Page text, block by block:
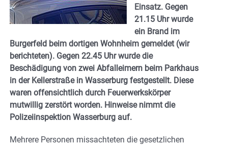
Einsatz. Gegen
21.15 Uhr wurde
ein Brand im
Burgerfeld beim dortigen Wohnheim gemeldet (wir
berichteten). Gegen 22.45 Uhr wurde die
Beschädigung von zwei Abfalleimern beim Parkhaus
in der Kellerstraße in Wasserburg festgestellt. Diese
waren offensichtlich durch Feuerwerkskörper
mutwillig zerstört worden. Hinweise nimmt die
Polizeiinspektion Wasserburg auf.
Mehrere Personen missachteten die gesetzlichen